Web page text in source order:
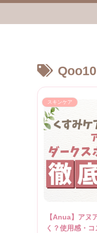
Qoo10
スキンケア
【Anua】アヌ
く？使用感・